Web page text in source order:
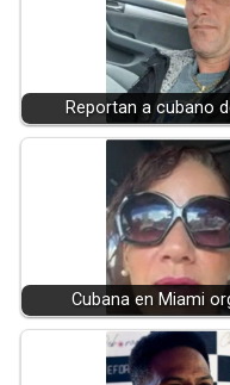
Reportan a cubano
Cubana en Miami